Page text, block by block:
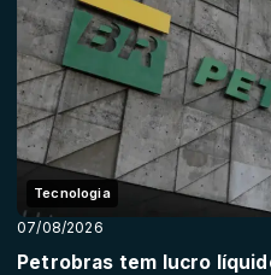
Tecnologia
07/08/2026
Petrobras tem lucro